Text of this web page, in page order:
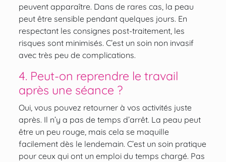
peuvent apparaître. Dans de rares cas, la peau
peut être sensible pendant quelques jours. En
respectant les consignes post-traitement, les
risques sont minimisés. C’est un soin non invasif
avec très peu de complications.
4. Peut-on reprendre le travail
après une séance ?
Oui, vous pouvez retourner à vos activités juste
après. Il n’y a pas de temps d’arrêt. La peau peut
être un peu rouge, mais cela se maquille
facilement dès le lendemain. C’est un soin pratique
pour ceux qui ont un emploi du temps chargé. Pas